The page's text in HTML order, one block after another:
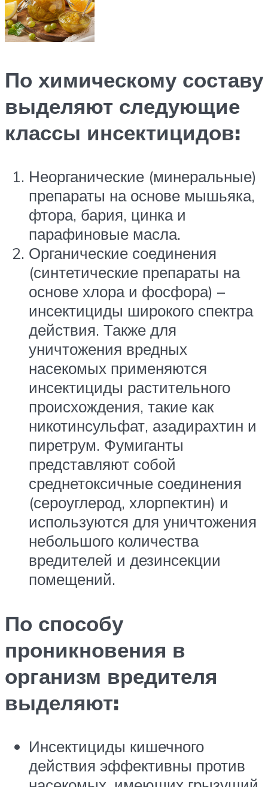
По химическому составу
выделяют следующие
классы инсектицидов:
Неорганические (минеральные)
препараты на основе мышьяка,
фтора, бария, цинка и
парафиновые масла.
Органические соединения
(синтетические препараты на
основе хлора и фосфора) –
инсектициды широкого спектра
действия. Также для
уничтожения вредных
насекомых применяются
инсектициды растительного
происхождения, такие как
никотинсульфат, азадирахтин и
пиретрум. Фумиганты
представляют собой
среднетоксичные соединения
(сероуглерод, хлорпектин) и
используются для уничтожения
небольшого количества
вредителей и дезинсекции
помещений.
По способу
проникновения в
организм вредителя
выделяют:
Инсектициды кишечного
действия эффективны против